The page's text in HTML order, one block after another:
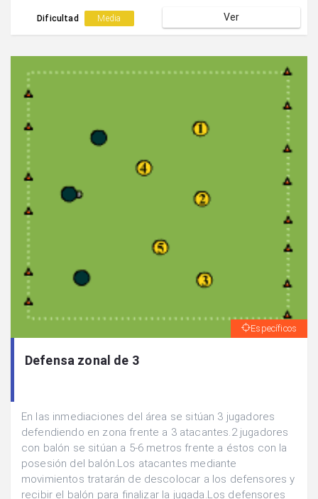
Dificultad Media Ver
Específicos
Defensa zonal de 3
En las inmediaciones del área se sitúan 3 jugadores
defendiendo en zona frente a 3 atacantes.2 jugadores
con balón se sitúan a 5-6 metros frente a éstos con la
posesión del balón.Los atacantes mediante
movimientos tratarán de descolocar a los defensores y
recibir el balón para finalizar la jugada.Los defensores